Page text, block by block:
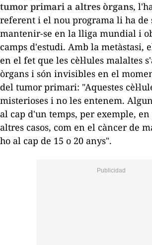
tumor primari a altres òrgans,
referent i el nou programa li ha de
mantenir-se en la lliga mundial i
camps d'estudi. Amb la metàstasi,
en el fet que les cèl·lules malaltes
òrgans i són invisibles en el
del tumor primari: "Aquestes
misterioses i no les entenem.
al cap d'un temps, per exemple,
altres casos, com en el càncer de
ho al cap de 15 o 20 anys".